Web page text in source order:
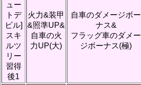
ュー
トデ
ビル]
スキ
ルツ
リー
習得
後1
火力&装甲
&照準UP&
自車の火
力UP(大)
自車のダメージボー
ナス&
フラッグ車のダメー
ジボーナス(極)